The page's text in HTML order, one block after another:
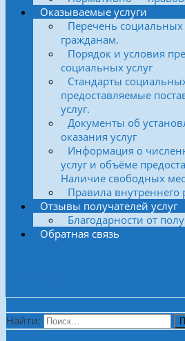
Оказываемые услуги
Перечень социальных
гражданам.
Порядок и условия
социальных услуг
Стандарты
предоставляемые
услуг.
Документы об
оказания услуг
Информация о
услуг и объёме
Наличие свободных
Правила внутреннего
Отзывы получателей услуг
Благодарности от
Обратная связь
Найти: